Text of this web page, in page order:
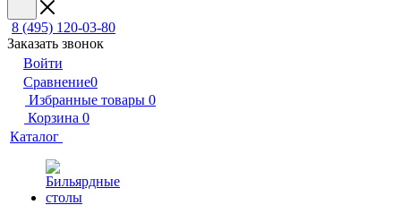
8 (495) 120-03-80
Заказать звонок
Войти
Сравнение0
Избранные товары 0
Корзина 0
Каталог